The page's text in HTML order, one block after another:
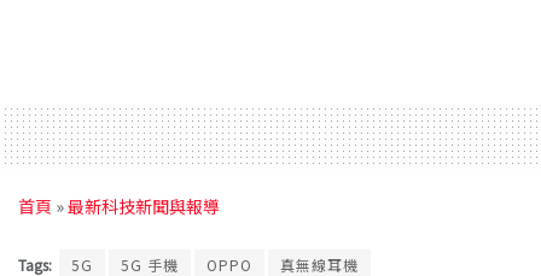
首頁 »最新科技新聞與報導
Tags: 5G 5G 手機 OPPO 真無線耳機